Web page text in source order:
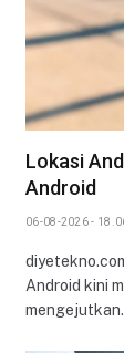
Lokasi
Android
06-08-2026 -
Android kini